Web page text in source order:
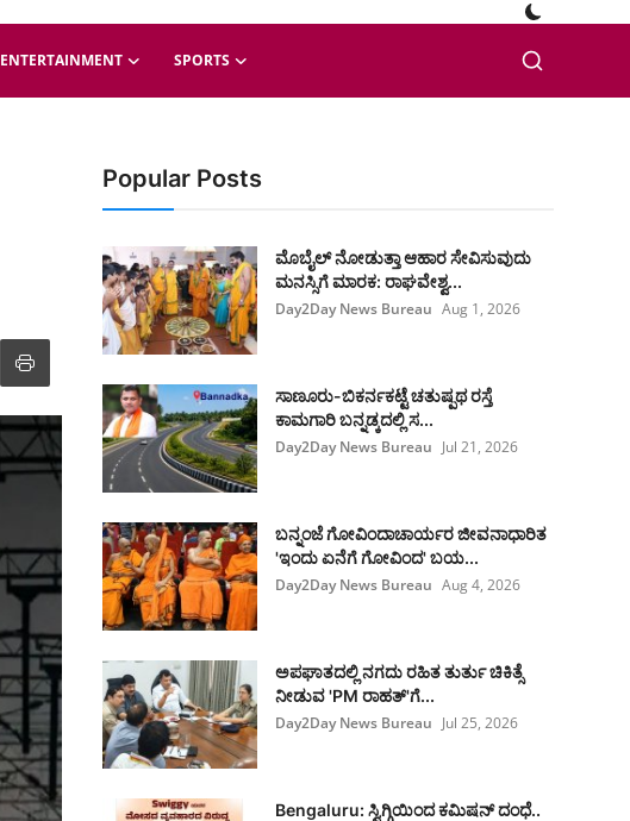
ENTERTAINMENT SPORTS
Popular Posts
ಮೊಬೈಲ್ ನೋಡುತ್ತಾ ಆಹಾರ ಸೇವಿಸುವುದು
ಮನಸ್ಸಿಗೆ ಮಾರಕ: ರಾಘವೇಶ್ವ...
Day2Day News Bureau Aug 1, 2026
ಸಾಣೂರು-ಬಿಕರ್ನಕಟ್ಟೆ ಚತುಷ್ಪಥ ರಸ್ತೆ
ಕಾಮಗಾರಿ ಬನ್ನಡ್ಕದಲ್ಲಿ ಸ...
Day2Day News Bureau Jul 21, 2026
ಬನ್ನಂಜೆ ಗೋವಿಂದಾಚಾರ್ಯರ ಜೀವನಾಧಾರಿತ
'ಇಂದು ಏನೆಗೆ ಗೋವಿಂದ' ಬಯ...
Day2Day News Bureau Aug 4, 2026
ಅಪಘಾತದಲ್ಲಿ ನಗದು ರಹಿತ ತುರ್ತು ಚಿಕಿತ್ಸೆ
ನೀಡುವ 'PM ರಾಹತ್'ಗೆ...
Day2Day News Bureau Jul 25, 2026
Bengaluru: ಸ್ವಿಗ್ಗಿಯಿಂದ ಕಮಿಷನ್ ದಂಧೆ..